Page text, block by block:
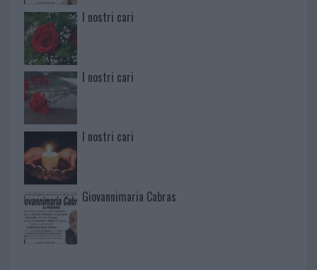
I nostri cari
I nostri cari
I nostri cari
Giovannimaria Cabras